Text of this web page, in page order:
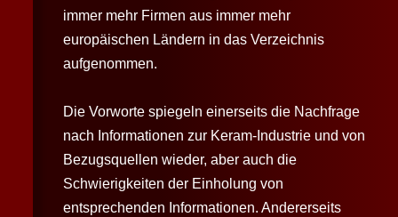
immer mehr Firmen aus immer mehr
europäischen Ländern in das Verzeichnis
aufgenommen.
Die Vorworte spiegeln einerseits die Nachfrage
nach Informationen zur Keram-Industrie und von
Bezugsquellen wieder, aber auch die
Schwierigkeiten der Einholung von
entsprechenden Informationen. Andererseits